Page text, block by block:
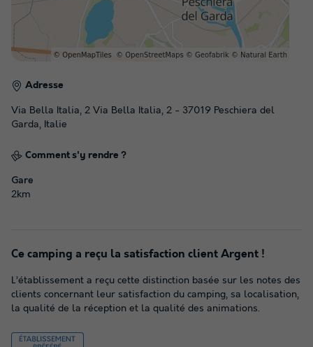
Adresse
Via Bella Italia, 2 Via Bella Italia, 2 - 37019 Peschiera del
Garda, Italie
Comment s'y rendre ?
Gare
2km
Ce camping a reçu la satisfaction client Argent !
L’établissement a reçu cette distinction basée sur les notes des
clients concernant leur satisfaction du camping, sa localisation,
la qualité de la réception et la qualité des animations.